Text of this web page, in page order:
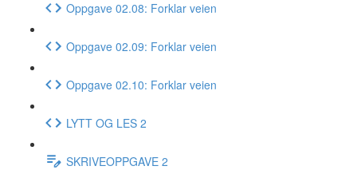
Oppgave 02.08: Forklar veien
Oppgave 02.09: Forklar veien
Oppgave 02.10: Forklar veien
LYTT OG LES 2
SKRIVEOPPGAVE 2